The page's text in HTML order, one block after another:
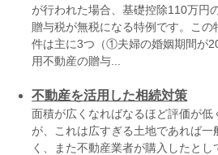
が行われた場合、基礎控除110万円
贈与税が無税になる特例です。こ
件は主に3つ（①夫婦の婚姻期間が
用不動産の贈与...
不動産を活用した相続対策
面積が広くなればなるほど評価が
が、これは広すぎる土地であれば一
く、また不動産業者が購入したと